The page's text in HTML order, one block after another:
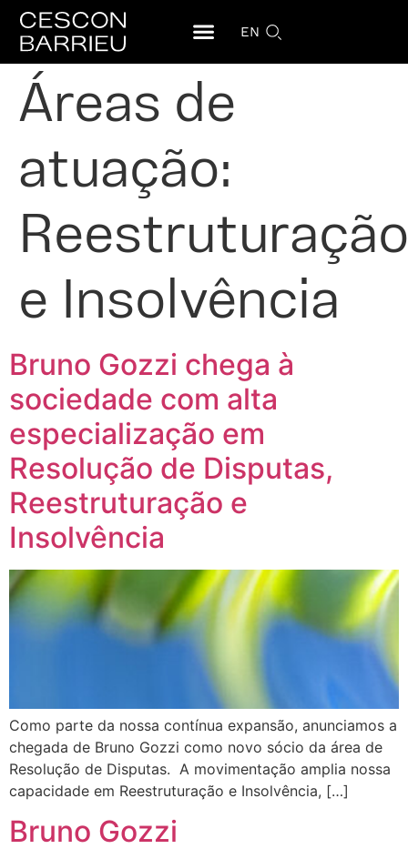
EN
Áreas de
atuação:
Reestruturação
e Insolvência
Bruno Gozzi chega à
sociedade com alta
especialização em
Resolução de Disputas,
Reestruturação e
Insolvência
Como parte da nossa contínua expansão, anunciamos a
chegada de Bruno Gozzi como novo sócio da área de
Resolução de Disputas. A movimentação amplia nossa
capacidade em Reestruturação e Insolvência, […]
Bruno Gozzi